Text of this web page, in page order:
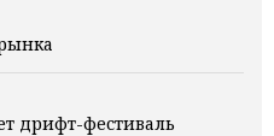
дрифт-фестиваль